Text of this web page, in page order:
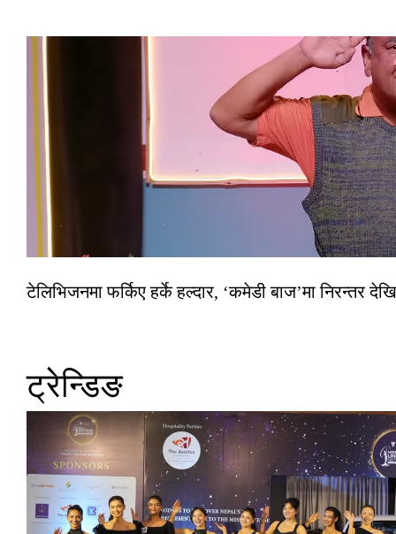
टेलिभिजनमा फर्किए हर्के हल्दार, ‘कमेडी बाज’मा निरन्तर
ट्रेन्डिङ